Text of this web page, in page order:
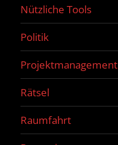
Nützliche Tools
Politik
Projektmanagement
Rätsel
Raumfahrt